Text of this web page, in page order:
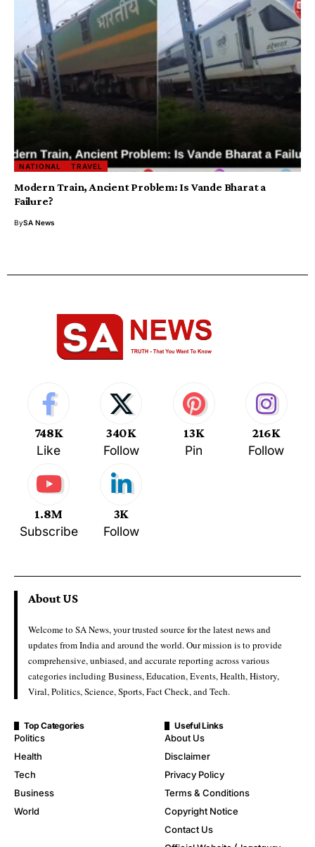
NATIONAL TRAVEL
Modern Train, Ancient Problem: Is Vande Bharat a
Failure?
BySA News
748K
Like
340K
Follow
13K
Pin
216K
Follow
1.8M
Subscribe
3K
Follow
About US
Welcome to SA News, your trusted source for the latest news and
updates from India and around the world. Our mission is to provide
comprehensive, unbiased, and accurate reporting across various
categories including Business, Education, Events, Health, History,
Viral, Politics, Science, Sports, Fact Check, and Tech.
Top Categories
Politics
Health
Tech
Business
World
Useful Links
About Us
Disclaimer
Privacy Policy
Terms & Conditions
Copyright Notice
Contact Us